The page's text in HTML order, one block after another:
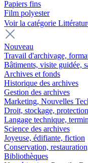
Papiers fins
Film polyester
Voir la catégorie
Nouveau
Travail d'archivage,
Bâtiments, visite guidée,
Archives et fonds
Historique des archives
Gestion des archives
Marketing, Nouvelles
Droit, stockage,
Langage technique,
Science des archives
Joyeuse, édifiante, fiction
Conservation,
Bibliothèques